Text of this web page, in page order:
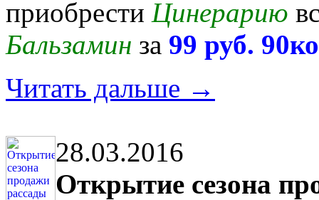
приобрести Цинерарию
Бальзамин за 99 руб.
Читать дальше →
28.03.2016
Открытие сезона